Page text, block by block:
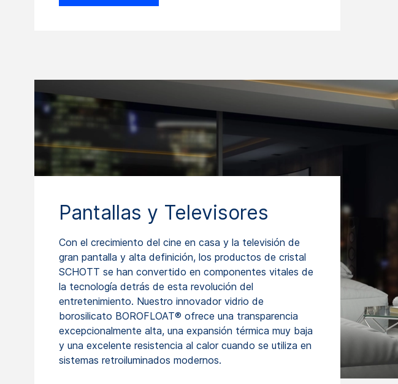
Pantallas y Televisores
Con el crecimiento del cine en casa y la televisión de
gran pantalla y alta definición, los productos de cristal
SCHOTT se han convertido en componentes vitales de
la tecnología detrás de esta revolución del
entretenimiento. Nuestro innovador vidrio de
borosilicato BOROFLOAT® ofrece una transparencia
excepcionalmente alta, una expansión térmica muy baja
y una excelente resistencia al calor cuando se utiliza en
sistemas retroiluminados modernos.